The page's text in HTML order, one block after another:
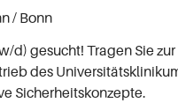
/ Bonn
d) gesucht! Tragen Sie zur
des
Sicherheitskonzepte.